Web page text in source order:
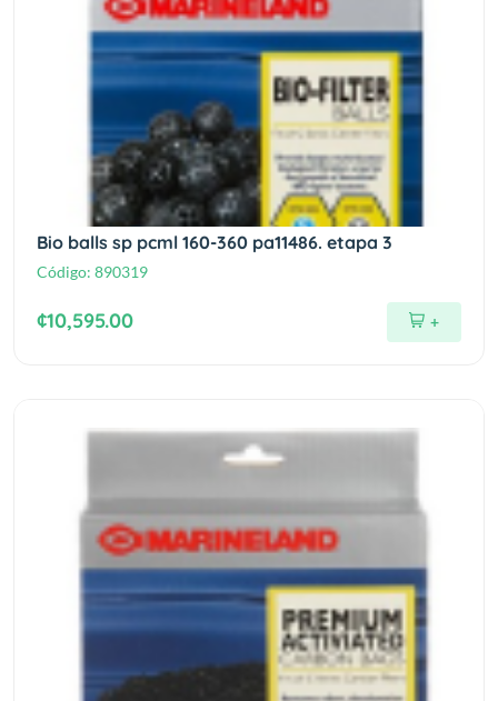
Bio balls sp pcml 160-360 pa11486. etapa 3
Código: 890319
¢10,595.00 +